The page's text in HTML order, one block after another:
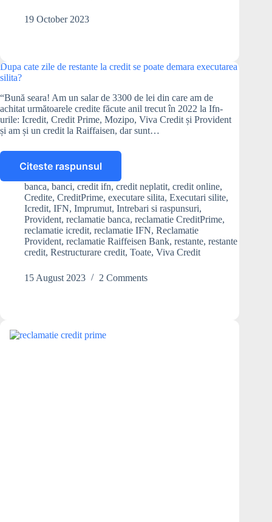
19 October 2023
Dupa cate zile de restante la credit se poate demara executarea
silita?
“Bună seara! Am un salar de 3300 de lei din care am de
achitat următoarele credite făcute anil trecut în 2022 la Ifn-
urile: Icredit, Credit Prime, Mozipo, Viva Credit și Provident
și am și un credit la Raiffaisen, dar sunt…
Citeste raspunsul
Dupa
cate
zile
de
restante
la
credit
se
demara
banca, banci, credit ifn, credit neplatit, credit online,
Credite, CreditPrime, executare silita, Executari silite,
Icredit, IFN, Imprumut, Intrebari si raspunsuri,
Provident, reclamatie banca, reclamatie CreditPrime,
reclamatie icredit, reclamatie IFN, Reclamatie
Provident, reclamatie Raiffeisen Bank, restante, restante
credit, Restructurare credit, Toate, Viva Credit
15 August 2023 2 Comments